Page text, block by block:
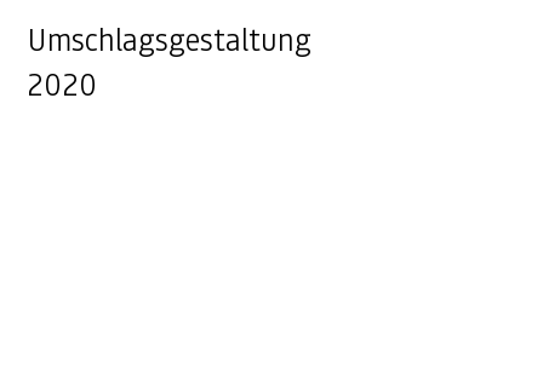
Umschlagsgestaltung
2020